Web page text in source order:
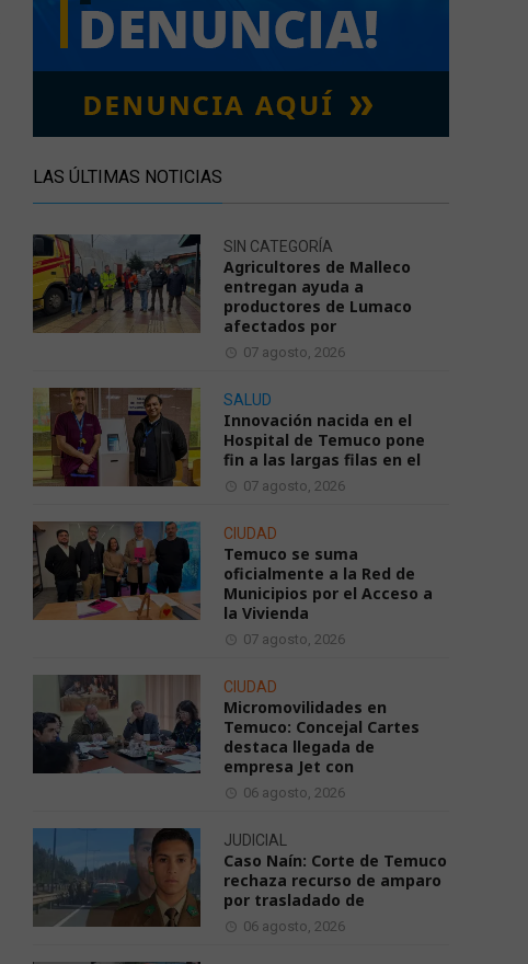
LAS ÚLTIMAS NOTICIAS
SIN CATEGORÍA
Agricultores de Malleco
entregan ayuda a
productores de Lumaco
afectados por
07 agosto, 2026
SALUD
Innovación nacida en el
Hospital de Temuco pone
fin a las largas filas en el
07 agosto, 2026
CIUDAD
Temuco se suma
oficialmente a la Red de
Municipios por el Acceso a
la Vivienda
07 agosto, 2026
CIUDAD
Micromovilidades en
Temuco: Concejal Cartes
destaca llegada de
empresa Jet con
06 agosto, 2026
JUDICIAL
Caso Naín: Corte de Temuco
rechaza recurso de amparo
por trasladado de
06 agosto, 2026